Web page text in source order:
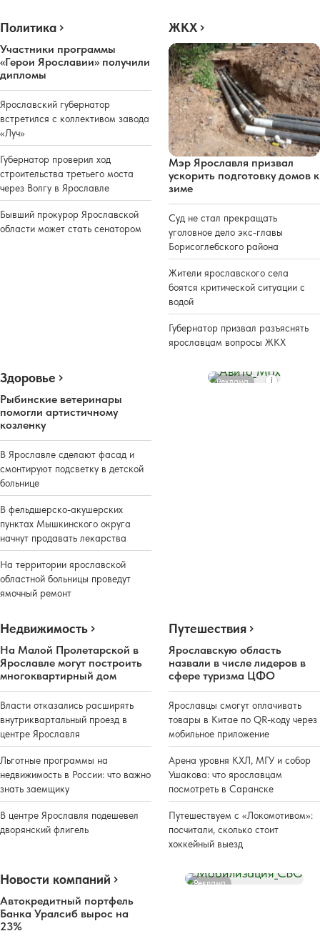
Политика
Участники программы
«Герои Ярославии» получили
дипломы
Ярославский губернатор
встретился с коллективом завода
«Луч»
Губернатор проверил ход
строительства третьего моста
через Волгу в Ярославле
Бывший прокурор Ярославской
области может стать сенатором
ЖКХ
Мэр Ярославля призвал
ускорить подготовку домов к
зиме
Суд не стал прекращать
уголовное дело экс-главы
Борисоглебского района
Жители ярославского села
боятся критической ситуации с
водой
Губернатор призвал разъяснять
ярославцам вопросы ЖКХ
Здоровье
Рыбинские ветеринары
помогли артистичному
козленку
В Ярославле сделают фасад и
смонтируют подсветку в детской
больнице
В фельдшерско-акушерских
пунктах Мышкинского округа
начнут продавать лекарства
На территории ярославской
областной больницы проведут
ямочный ремонт
Реклама
Недвижимость
На Малой Пролетарской в
Ярославле могут построить
многоквартирный дом
Власти отказались расширять
внутриквартальный проезд в
центре Ярославля
Льготные программы на
недвижимость в России: что важно
знать заемщику
В центре Ярославля подешевел
дворянский флигель
Путешествия
Ярославскую область
назвали в числе лидеров в
сфере туризма ЦФО
Ярославцы смогут оплачивать
товары в Китае по QR-коду через
мобильное приложение
Арена уровня КХЛ, МГУ и собор
Ушакова: что ярославцам
посмотреть в Саранске
Путешествуем с «Локомотивом»:
посчитали, сколько стоит
хоккейный выезд
Новости компаний
Автокредитный портфель
Банка Уралсиб вырос на
23%
Реклама